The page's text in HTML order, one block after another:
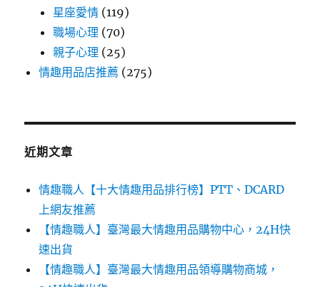
星座愛情 (119)
職場心理 (70)
親子心理 (25)
情趣用品店推薦 (275)
近期文章
情趣職人【十大情趣用品排行榜】PTT、DCARD
上網友推薦
【情趣職人】臺灣最大情趣用品購物中心，24H快
速出貨
【情趣職人】臺灣最大情趣用品領導購物商城，